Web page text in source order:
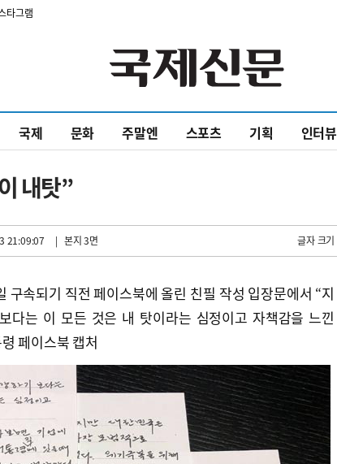
타그램
국제 문화 주말엔 스포츠 기획 인터뷰
내탓”
21:09:07 | 본지 3면 글자 크기
구속되기 직전 페이스북에 올린 친필 작성 입장문에서 “지
다는 이 모든 것은 내 탓이라는 심정이고 자책감을 느낀
페이스북 캡처